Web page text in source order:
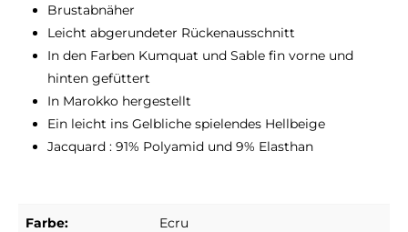
Brustabnäher
Leicht abgerundeter Rückenausschnitt
In den Farben Kumquat und Sable fin vorne und
hinten gefüttert
In Marokko hergestellt
Ein leicht ins Gelbliche spielendes Hellbeige
Jacquard : 91% Polyamid und 9% Elasthan
Farbe: Ecru